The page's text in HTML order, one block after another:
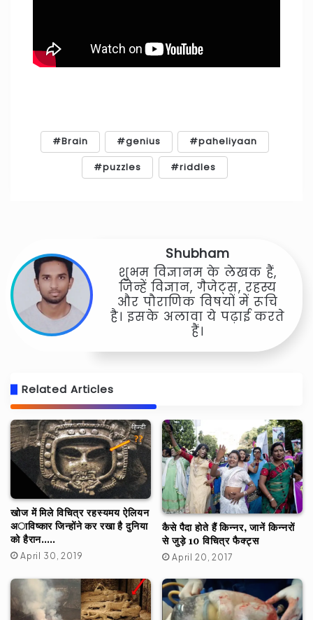
Brain genius paheliyaan
puzzles riddles
Shubham
शुभम विज्ञानम के लेखक हैं,
जिन्हें विज्ञान, गैजेट्स, रहस्य
और पौराणिक विषयों में रूचि
है। इसके अलावा ये पढ़ाई करते
हैं।
Related Articles
खोज में मिले विचित्र रहस्यमय ऐलियन
अाविष्कार जिन्होंने कर रखा है दुनिया
को हैरान…..
April 30, 2019
कैसे पैदा होते हैं किन्नर, जानें किन्नरों
से जुड़े 10 विचित्र फैक्ट्स
April 20, 2017